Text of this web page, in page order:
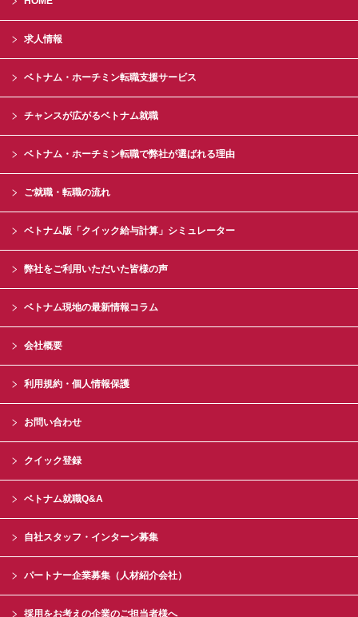
求人情報
ベトナム・ホーチミン転職支援サービス
チャンスが広がるベトナム就職
ベトナム・ホーチミン転職で弊社が選ばれる理由
ご就職・転職の流れ
ベトナム版「クイック給与計算」シミュレーター
弊社をご利用いただいた皆様の声
ベトナム現地の最新情報コラム
会社概要
利用規約・個人情報保護
お問い合わせ
クイック登録
ベトナム就職Q&A
自社スタッフ・インターン募集
パートナー企業募集（人材紹介会社）
採用をお考えの企業のご担当者様へ